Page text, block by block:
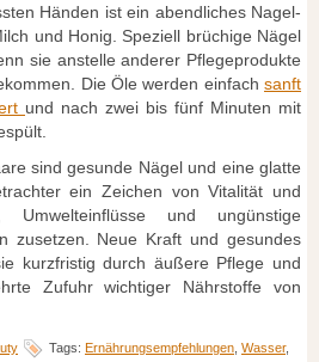
Händen ist ein abendliches Nagel-
und Honig. Speziell brüchige Nägel
sie anstelle anderer Pflegeprodukte
Die Öle werden einfach sanft
und nach zwei bis fünf Minuten mit
sind gesunde Nägel und eine glatte
ein Zeichen von Vitalität und
und ungünstige
zusetzen. Neue Kraft und gesundes
kurzfristig durch äußere Pflege und
Zufuhr wichtiger Nährstoffe von
Tags: Ernährungsempfehlungen Wasser,